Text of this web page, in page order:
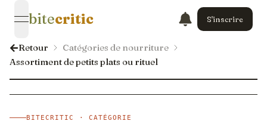
open navigation menu
bitecritic S'inscrire
Retour
Catégories de nourriture
Assortiment de petits plats ou rituel
BITECRITIC · CATÉGORIE